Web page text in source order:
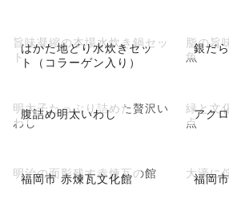
はかた地どり水炊きセッ
ト（コラーゲン入り）
旨味凝縮の本場水炊き鍋セッ
ト
銀だ
脂の旨
魚
腹詰め明太いわし
明太子たっぷり詰めた贅沢い
わし
アク
緑と文
点
福岡市 赤煉瓦文化館
明治の面影残す赤煉瓦の館 福岡
大濠に